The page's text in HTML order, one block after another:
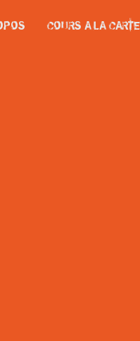
COURS A LA CARTE